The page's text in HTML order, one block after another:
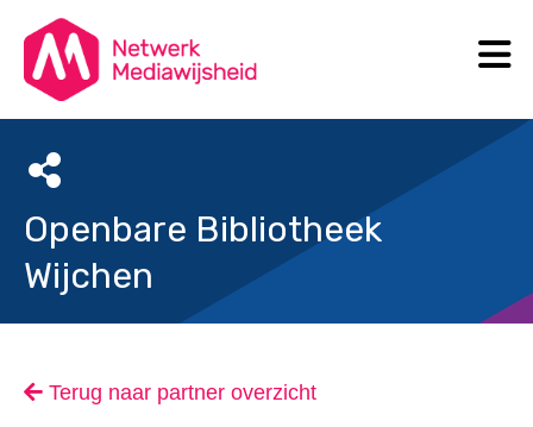
Openbare Bibliotheek
Wijchen
Terug naar partner overzicht